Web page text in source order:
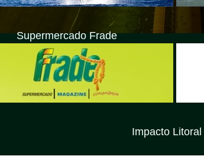
Supermercado Frade
Impacto Litoral Norte SP é